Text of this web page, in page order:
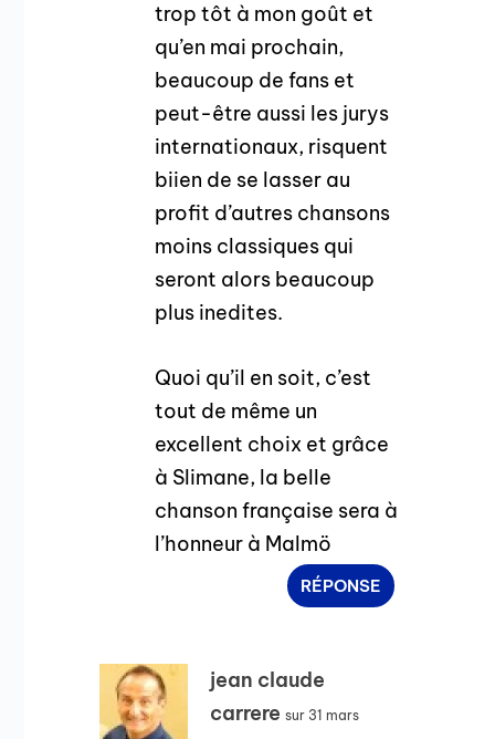
trop tôt à mon goût et
qu’en mai prochain,
beaucoup de fans et
peut-être aussi les jurys
internationaux, risquent
biien de se lasser au
profit d’autres chansons
moins classiques qui
seront alors beaucoup
plus inedites.
Quoi qu’il en soit, c’est
tout de même un
excellent choix et grâce
à Slimane, la belle
chanson française sera à
l’honneur à Malmö
RÉPONSE
jean claude
carrere sur 31 mars